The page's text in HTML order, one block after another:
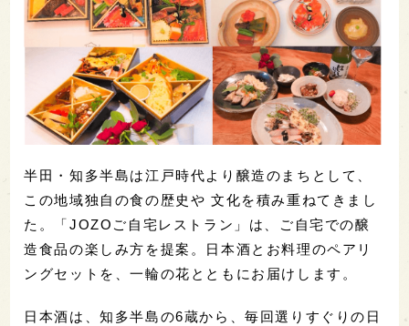
半田・知多半島は江戸時代より醸造のまちとして、
この地域独自の食の歴史や 文化を積み重ねてきまし
た。「JOZOご自宅レストラン」は、ご自宅での醸
造食品の楽しみ方を提案。日本酒とお料理のペアリ
ングセットを、一輪の花とともにお届けします。
日本酒は、知多半島の6蔵から、毎回選りすぐりの日